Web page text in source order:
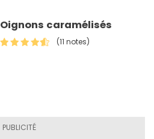
Oignons caramélisés
(11 notes)